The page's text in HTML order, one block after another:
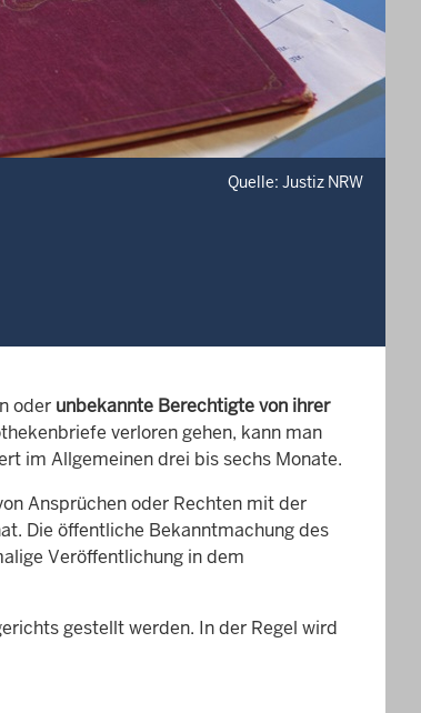
Quelle: Justiz NRW
oder unbekannte Berechtigte von ihrer
verloren gehen, kann man
im Allgemeinen drei bis sechs Monate.
Ansprüchen oder Rechten mit der
Die öffentliche Bekanntmachung des
Veröffentlichung in dem
gestellt werden. In der Regel wird